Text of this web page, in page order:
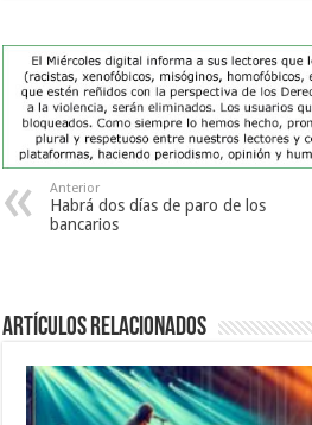
Anterior
Habrá dos días de paro de los
bancarios
Artículos Relacionados